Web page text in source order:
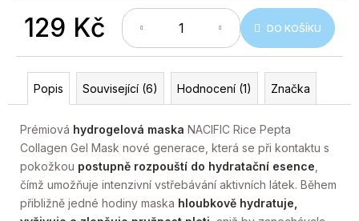
129 Kč DO KOŠÍKU
Popis Související (6) Hodnocení (1) Značka
Prémiová hydrogelová maska NACIFIC Rice Pepta
Collagen Gel Mask nové generace, která se při kontaktu s
pokožkou postupně rozpouští do hydratační esence
čímž umožňuje intenzivní vstřebávání aktivních látek. Během
přibližně jedné hodiny maska hloubkově hydratuje,